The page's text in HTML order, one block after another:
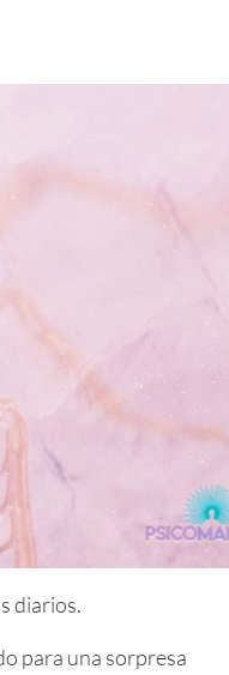
diarios.
para una sorpresa